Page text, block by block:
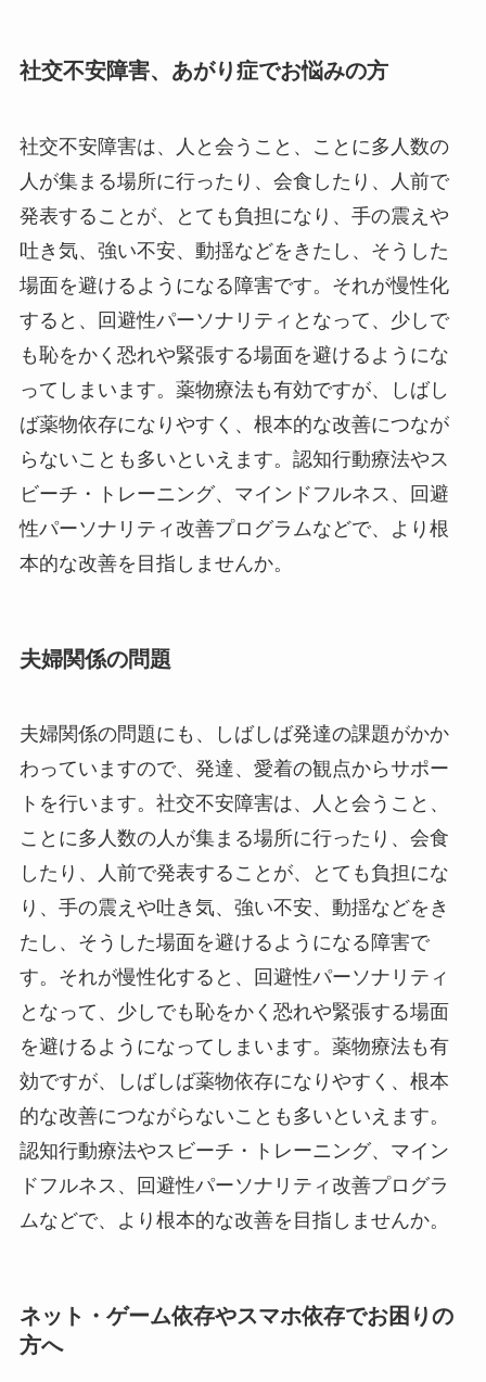
社交不安障害、あがり症でお悩みの方
社交不安障害は、人と会うこと、ことに多人数の
人が集まる場所に行ったり、会食したり、人前で
発表することが、とても負担になり、手の震えや
吐き気、強い不安、動揺などをきたし、そうした
場面を避けるようになる障害です。それが慢性化
すると、回避性パーソナリティとなって、少しで
も恥をかく恐れや緊張する場面を避けるようにな
ってしまいます。薬物療法も有効ですが、しばし
ば薬物依存になりやすく、根本的な改善につなが
らないことも多いといえます。認知行動療法やス
ビーチ・トレーニング、マインドフルネス、回避
性パーソナリティ改善プログラムなどで、より根
本的な改善を目指しませんか。
夫婦関係の問題
夫婦関係の問題にも、しばしば発達の課題がかか
わっていますので、発達、愛着の観点からサポー
トを行います。社交不安障害は、人と会うこと、
ことに多人数の人が集まる場所に行ったり、会食
したり、人前で発表することが、とても負担にな
り、手の震えや吐き気、強い不安、動揺などをき
たし、そうした場面を避けるようになる障害で
す。それが慢性化すると、回避性パーソナリティ
となって、少しでも恥をかく恐れや緊張する場面
を避けるようになってしまいます。薬物療法も有
効ですが、しばしば薬物依存になりやすく、根本
的な改善につながらないことも多いといえます。
認知行動療法やスビーチ・トレーニング、マイン
ドフルネス、回避性パーソナリティ改善プログラ
ムなどで、より根本的な改善を目指しませんか。
ネット・ゲーム依存やスマホ依存でお困りの
方へ